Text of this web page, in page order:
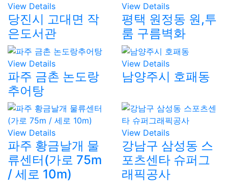
View Details
당진시 고대면 작
은도서관
View Details
평택 원정동 원,투
룸 구름벽화
View Details
파주 금촌 논도랑
추어탕
View Details
남양주시 호패동
View Details
파주 황금날개 물
류센터(가로 75m
/ 세로 10m)
View Details
강남구 삼성동 스
포츠센타 슈퍼그
래픽공사